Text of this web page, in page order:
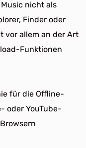
Music nicht als
Finder oder
vor allem an der Art
Funktionen
für die Offline-
oder YouTube-